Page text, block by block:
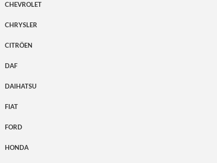
CHEVROLET
CHRYSLER
CITRÖEN
DAF
DAIHATSU
FIAT
FORD
HONDA